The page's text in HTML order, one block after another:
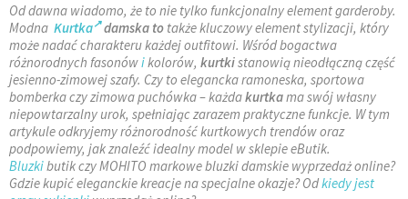
Od dawna wiadomo, że to nie tylko funkcjonalny element garderoby.
Modna Kurtka damska to także kluczowy element stylizacji, który
może nadać charakteru każdej outfitowi. Wśród bogactwa
różnorodnych fasonówikolorów, kurtkistanowią nieodłączną część
jesienno-zimowej szafy. Czy to elegancka ramoneska, sportowa
bomberka czy zimowa puchówka – każdakurtkama swój własny
niepowtarzalny urok, spełniając zarazem praktyczne funkcje. W tym
artykule odkryjemy różnorodność kurtkowych trendów oraz
podpowiemy, jak znaleźć idealny model w sklepie eButik.
Bluzkibutik czy MOHITO markowe bluzki damskie wyprzedaż online?
Gdzie kupić eleganckie kreacje na specjalne okazje? Odkiedy jest